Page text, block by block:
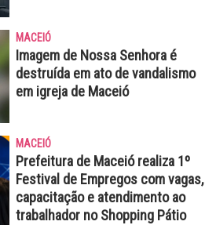
MACEIÓ
Imagem de Nossa Senhora é
destruída em ato de vandalismo
em igreja de Maceió
MACEIÓ
Prefeitura de Maceió realiza 1º
Festival de Empregos com vagas,
capacitação e atendimento ao
trabalhador no Shopping Pátio